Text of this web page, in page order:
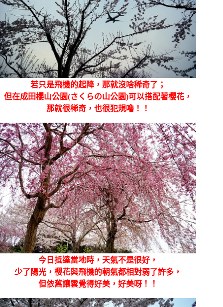
若只是飛機的起降，那就沒啥稀奇了；
但在成田櫻山公園(さくらの山公園)可以搭配著櫻花，
那就很稀奇，也很犯規嚕！！
今日抵達當地時，天氣不是很好，
少了陽光，櫻花與飛機的朝氣都相對弱了許多，
但依舊讓雲覺得好美，好美呀！！